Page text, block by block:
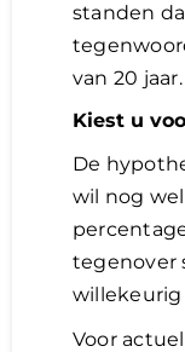
standen
van 20 jaar.
Kiest u
De
wil nog
tegenover
Voor